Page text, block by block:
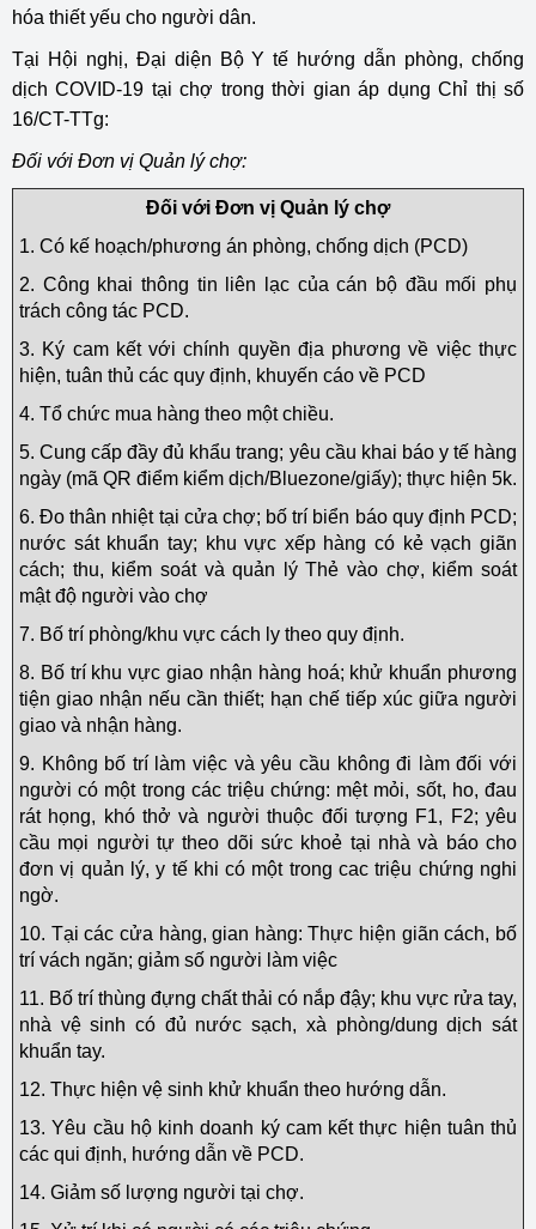
hóa thiết yếu cho người dân.
Tại Hội nghị, Đại diện Bộ Y tế hướng dẫn phòng, chống
dịch COVID-19 tại chợ trong thời gian áp dụng Chỉ thị số
16/CT-TTg:
Đối với Đơn vị Quản lý chợ:
Đối với Đơn vị Quản lý chợ
1. Có kế hoạch/phương án phòng, chống dịch (PCD)
2. Công khai thông tin liên lạc của cán bộ đầu mối phụ
trách công tác PCD.
3. Ký cam kết với chính quyền địa phương về việc thực
hiện, tuân thủ các quy định, khuyến cáo về PCD
4. Tổ chức mua hàng theo một chiều.
5. Cung cấp đầy đủ khẩu trang; yêu cầu khai báo y tế hàng
ngày (mã QR điểm kiểm dịch/Bluezone/giấy); thực hiện 5k.
6. Đo thân nhiệt tại cửa chợ; bố trí biển báo quy định PCD;
nước sát khuẩn tay; khu vực xếp hàng có kẻ vạch giãn
cách; thu, kiểm soát và quản lý Thẻ vào chợ, kiểm soát
mật độ người vào chợ
7. Bố trí phòng/khu vực cách ly theo quy định.
8. Bố trí khu vực giao nhận hàng hoá; khử khuẩn phương
tiện giao nhận nếu cần thiết; hạn chế tiếp xúc giữa người
giao và nhận hàng.
9. Không bố trí làm việc và yêu cầu không đi làm đối với
người có một trong các triệu chứng: mệt mỏi, sốt, ho, đau
rát họng, khó thở và người thuộc đối tượng F1, F2; yêu
cầu mọi người tự theo dõi sức khoẻ tại nhà và báo cho
đơn vị quản lý, y tế khi có một trong cac triệu chứng nghi
ngờ.
10. Tại các cửa hàng, gian hàng: Thực hiện giãn cách, bố
trí vách ngăn; giảm số người làm việc
11. Bố trí thùng đựng chất thải có nắp đậy; khu vực rửa tay,
nhà vệ sinh có đủ nước sạch, xà phòng/dung dịch sát
khuẩn tay.
12. Thực hiện vệ sinh khử khuẩn theo hướng dẫn.
13. Yêu cầu hộ kinh doanh ký cam kết thực hiện tuân thủ
các qui định, hướng dẫn về PCD.
14. Giảm số lượng người tại chợ.